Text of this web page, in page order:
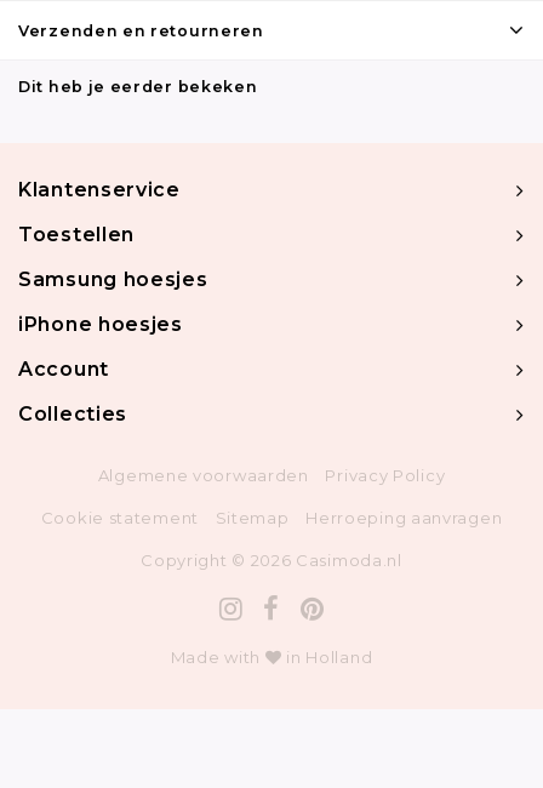
Verzenden en retourneren
Dit heb je eerder bekeken
Klantenservice
Toestellen
Samsung hoesjes
iPhone hoesjes
Account
Collecties
Algemene voorwaarden Privacy Policy
Cookie statement Sitemap Herroeping aanvragen
Copyright © 2026 Casimoda.nl
Made with in Holland